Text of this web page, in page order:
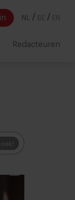
NL / BE / EN
Redacteuren